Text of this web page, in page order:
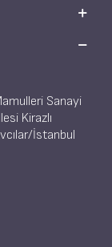
Sanayi
Kirazlı
İstanbul